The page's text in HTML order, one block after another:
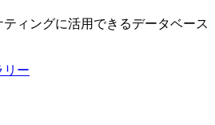
ィングに活用できるデータベース